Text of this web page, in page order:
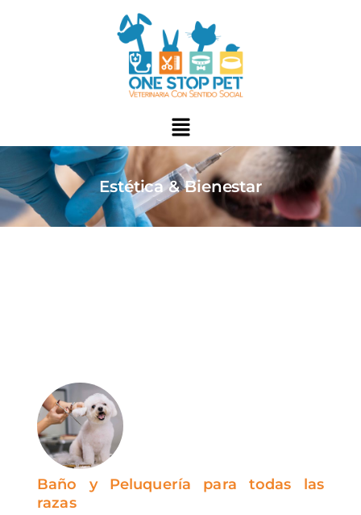
Estética & Bienestar
Baño y Peluquería para todas las
razas